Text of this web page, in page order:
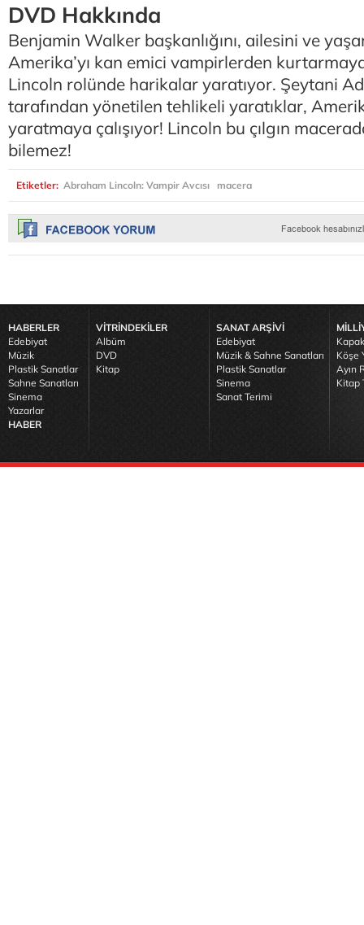
DVD Hakkında
Benjamin Walker başkanlığını, ailesini ve
Amerika’yı kan emici vampirlerden
Lincoln rolünde harikalar yaratıyor. Şeytani
tarafından yönetilen tehlikeli yaratıklar,
yaratmaya çalışıyor! Lincoln bu çılgın
bilemez!
Etiketler: Abraham Lincoln: Vampir Avcısı macera
HABERLER
Edebiyat
Müzik
Plastik Sanatlar
Sahne Sanatları
Sinema
Yazarlar
HABER
VİTRİNDEKİLER
Albüm
DVD
Kitap
SANAT ARŞİVİ
Edebiyat
Müzik & Sahne Sanatları
Plastik Sanatlar
Sinema
Sanat Terimi
Köşe
Ayın
Kitap